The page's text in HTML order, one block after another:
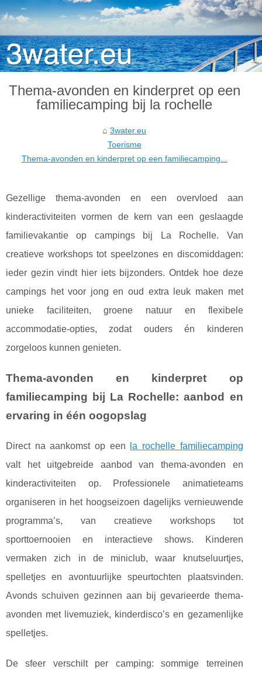
Thema-avonden en kinderpret op een
familiecamping bij la rochelle
3water.eu
Toerisme
Thema-avonden en kinderpret op een familiecamping...
Gezellige thema-avonden en een overvloed aan
kinderactiviteiten vormen de kern van een geslaagde
familievakantie op campings bij La Rochelle. Van
creatieve workshops tot speelzones en discomiddagen:
ieder gezin vindt hier iets bijzonders. Ontdek hoe deze
campings het voor jong en oud extra leuk maken met
unieke faciliteiten, groene natuur en flexibele
accommodatie-opties, zodat ouders én kinderen
zorgeloos kunnen genieten.
Thema-avonden en kinderpret op
familiecamping bij La Rochelle: aanbod en
ervaring in één oogopslag
Direct na aankomst op een
la rochelle familiecamping
valt het uitgebreide aanbod van thema-avonden en
kinderactiviteiten op. Professionele animatieteams
organiseren in het hoogseizoen dagelijks vernieuwende
programma’s, van creatieve workshops tot
sporttoernooien en interactieve shows. Kinderen
vermaken zich in de miniclub, waar knutseluurtjes,
spelletjes en avontuurlijke speurtochten plaatsvinden.
Avonds schuiven gezinnen aan bij gevarieerde thema-
avonden met livemuziek, kinderdisco’s en gezamenlijke
spelletjes.
De sfeer verschilt per camping: sommige terreinen